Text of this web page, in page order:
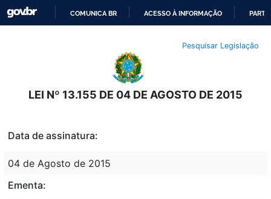
O
CONTEÚDO
COMUNICA BR ACESSO À INFORMAÇÃO
Pesquisar Legislação
LEI Nº 13.155 DE 04 DE AGOSTO DE 2015
Data de assinatura:
04 de Agosto de 2015
Ementa: